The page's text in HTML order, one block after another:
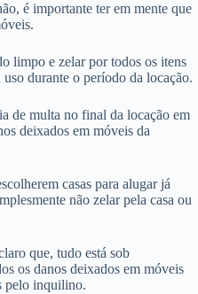
é importante ter em mente que
limpo e zelar por todos os itens
durante o período da locação.
de multa no final da locação em
deixados em móveis da
casas para alugar já
não zelar pela casa ou
que, tudo está sob
os danos deixados em móveis
pelo inquilino.